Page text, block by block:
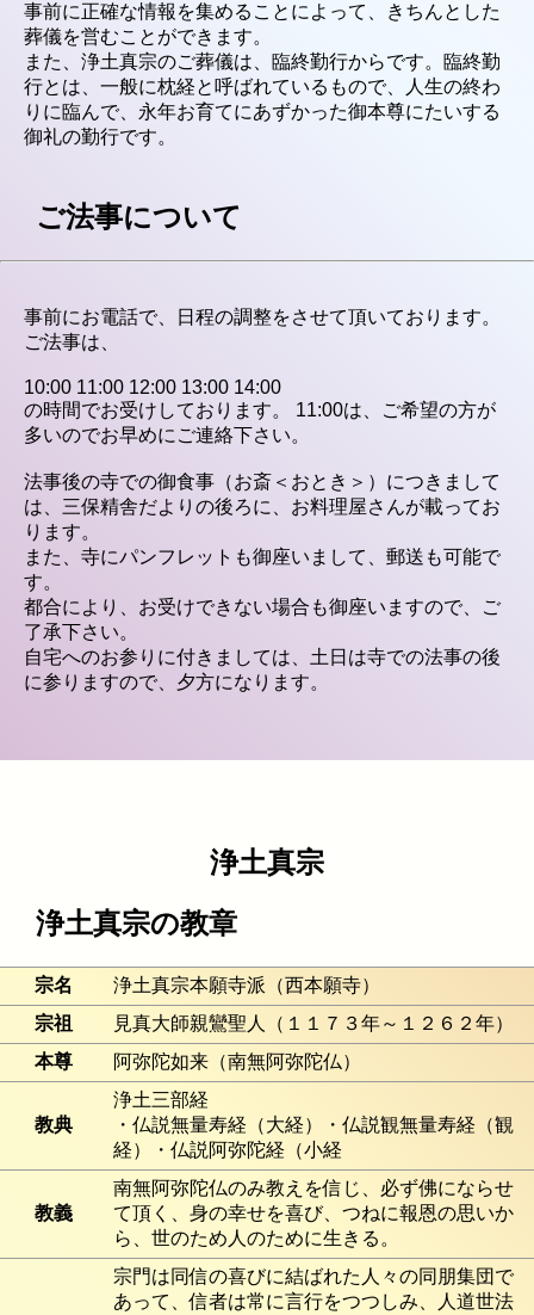
事前に正確な情報を集めることによって、きちんとした
葬儀を営むことができます。
また、浄土真宗のご葬儀は、臨終勤行からです。臨終勤
行とは、一般に枕経と呼ばれているもので、人生の終わ
りに臨んで、永年お育てにあずかった御本尊にたいする
御礼の勤行です。
ご法事について
事前にお電話で、日程の調整をさせて頂いております。
ご法事は、
10:00 11:00 12:00 13:00 14:00
の時間でお受けしております。 11:00は、ご希望の方が
多いのでお早めにご連絡下さい。
法事後の寺での御食事（お斎＜おとき＞）につきまして
は、三保精舎だよりの後ろに、お料理屋さんが載ってお
ります。
また、寺にパンフレットも御座いまして、郵送も可能で
す。
都合により、お受けできない場合も御座いますので、ご
了承下さい。
自宅へのお参りに付きましては、土日は寺での法事の後
に参りますので、夕方になります。
浄土真宗
浄土真宗の教章
宗名
浄土真宗本願寺派（西本願寺）
宗祖
見真大師親鸞聖人（１１７３年～１２６２年）
本尊
阿弥陀如来（南無阿弥陀仏）
教典
浄土三部経
・仏説無量寿経（大経）・仏説観無量寿経（観
経）・仏説阿弥陀経（小経
教義
南無阿弥陀仏のみ教えを信じ、必ず佛にならせ
て頂く、身の幸せを喜び、つねに報恩の思いか
ら、世のため人のために生きる。
宗門は同信の喜びに結ばれた人々の同朋集団で
あって、信者は常に言行をつつしみ、人道世法